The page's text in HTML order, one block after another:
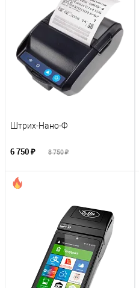
Штрих-Нано-Ф
6 750 ₽ 8 750 ₽